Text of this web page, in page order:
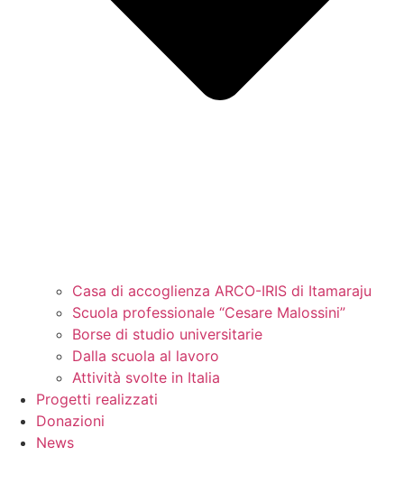
Casa di accoglienza ARCO-IRIS di Itamaraju
Scuola professionale “Cesare Malossini”
Borse di studio universitarie
Dalla scuola al lavoro
Attività svolte in Italia
Progetti realizzati
Donazioni
News